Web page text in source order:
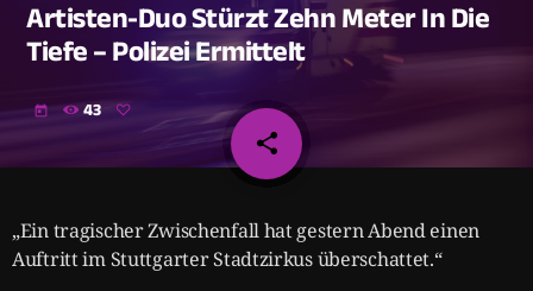
Artisten-Duo Stürzt Zehn Meter In Die
Tiefe – Polizei Ermittelt
today 43
share
email
„Ein tragischer Zwischenfall hat gestern Abend einen
Auftritt im Stuttgarter Stadtzirkus überschattet.“